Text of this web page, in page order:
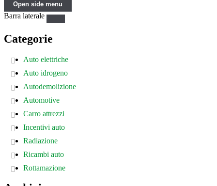
Open side menu
Barra laterale
Categorie
Auto elettriche
Auto idrogeno
Autodemolizione
Automotive
Carro attrezzi
Incentivi auto
Radiazione
Ricambi auto
Rottamazione